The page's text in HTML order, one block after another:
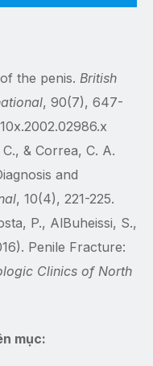
the penis. British
, 90(7), 647-
& Correa, C. A.
and
, 10(4), 221-225.
P., AlBuheissi, S.,
Penile Fracture:
Clinics of North
mục: